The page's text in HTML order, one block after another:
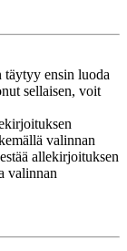
ensin luoda
sellaisen, voit
valinnan
allekirjoituksen
valinnan